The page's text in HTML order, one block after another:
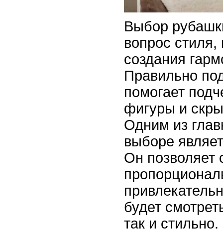
Выбор
вопрос
создания
Правильно
помогает
фигуры и
Одним из
выборе
Он позволяет
будет
так и стильно.